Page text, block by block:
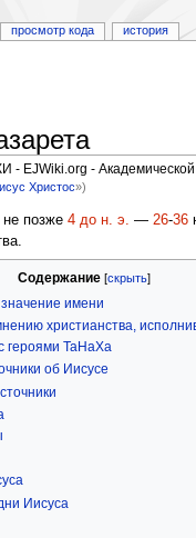
EJWiki.org -
Христос»)
не позже4 до н. э. —26-36
Содержание
имени
христианства,
героями ТаНаХа
об Иисусе
Иисуса
просмотр кода история